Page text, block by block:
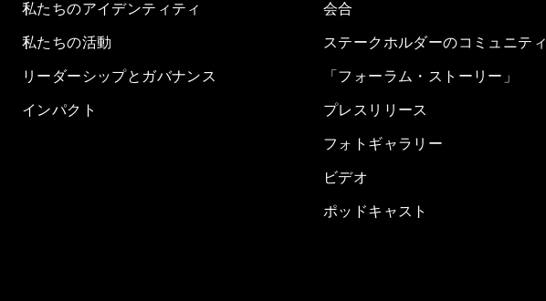
私たちのアイデンティティ
私たちの活動
リーダーシップとガバナンス
インパクト
会合
ステークホルダーのコミュニティ
「フォーラム・ストーリー」
プレスリリース
フォトギャラリー
ビデオ
ポッドキャスト